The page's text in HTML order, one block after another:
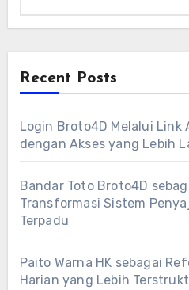
Recent Posts
Login Broto4D Melalui
dengan Akses yang Lebih
Bandar Toto Broto4D
Transformasi Sistem
Terpadu
Paito Warna HK sebagai
Harian yang Lebih